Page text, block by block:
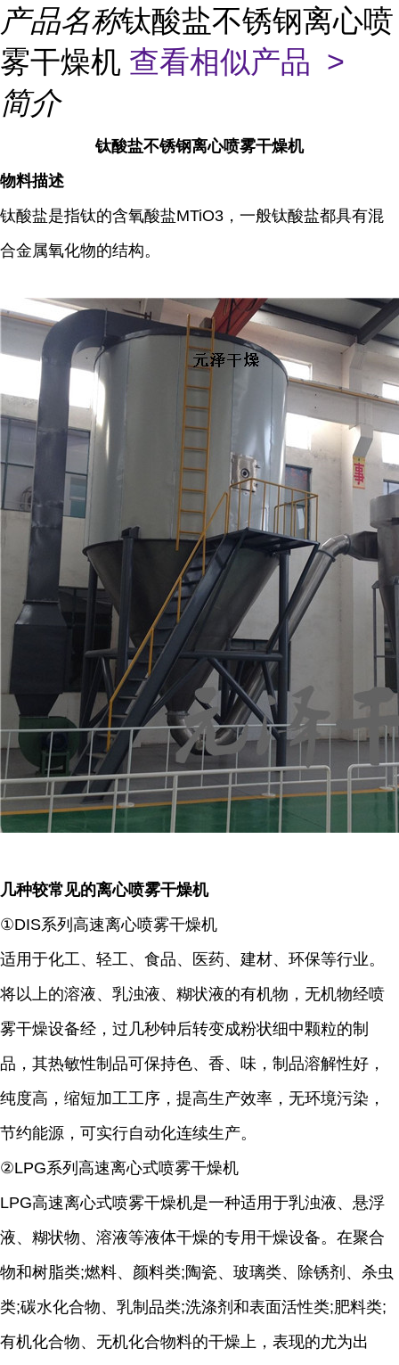
产品名称钛酸盐不锈钢离心喷
雾干燥机 查看相似产品 >
简介
钛酸盐不锈钢离心喷雾干燥机
物料描述
钛酸盐是指钛的含氧酸盐MTiO3，一般钛酸盐都具有混
合金属氧化物的结构。
几种较常见的离心喷雾干燥机
①DIS系列高速离心喷雾干燥机
适用于化工、轻工、食品、医药、建材、环保等行业。
将以上的溶液、乳浊液、糊状液的有机物，无机物经喷
雾干燥设备经，过几秒钟后转变成粉状细中颗粒的制
品，其热敏性制品可保持色、香、味，制品溶解性好，
纯度高，缩短加工工序，提高生产效率，无环境污染，
节约能源，可实行自动化连续生产。
②LPG系列高速离心式喷雾干燥机
LPG高速离心式喷雾干燥机是一种适用于乳浊液、悬浮
液、糊状物、溶液等液体干燥的专用干燥设备。在聚合
物和树脂类;燃料、颜料类;陶瓷、玻璃类、除锈剂、杀虫
类;碳水化合物、乳制品类;洗涤剂和表面活性类;肥料类;
有机化合物、无机化合物料的干燥上，表现的尤为出